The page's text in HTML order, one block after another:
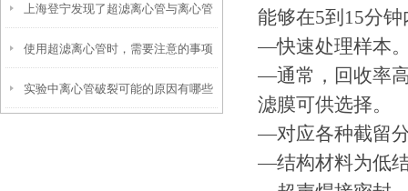
上海登宁发现了超滤离心管与离心管
之间的小秘密
使用超滤离心管时，需要注意的事项
实验中离心管破裂可能的原因有哪些
能够在5到15分
—快速处理样本
—通常，回收率
滤膜可供选择。
—对应各种截留
—结构材料为低